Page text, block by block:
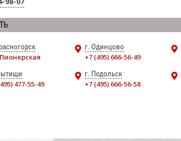
г. Одинцово
+7 (495) 666-56-49
477-55-49
г. Подольск
+7 (495) 666-56-58